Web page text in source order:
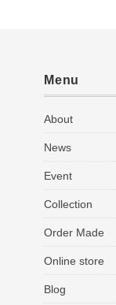
Menu
About
News
Event
Collection
Order Made
Online store
Blog